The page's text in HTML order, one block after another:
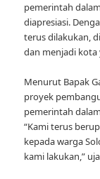
pemerintah
diapresiasi.
terus dilakukan,
dan menjadi
Menurut Bapak
proyek
pemerintah
“Kami terus
kepada warga
kami lakukan,”